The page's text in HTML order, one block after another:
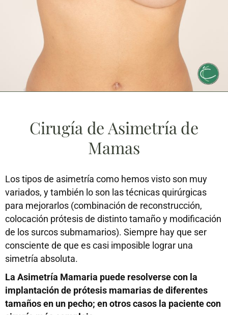
Cirugía de Asimetría de
Mamas
Los tipos de asimetría como hemos visto son muy
variados, y también lo son las técnicas quirúrgicas
para mejorarlos (combinación de reconstrucción,
colocación prótesis de distinto tamaño y modificación
de los surcos submamarios). Siempre hay que ser
consciente de que es casi imposible lograr una
simetría absoluta.
La Asimetría Mamaria puede resolverse con la
implantación de prótesis mamarias de diferentes
tamaños en un pecho; en otros casos la paciente con